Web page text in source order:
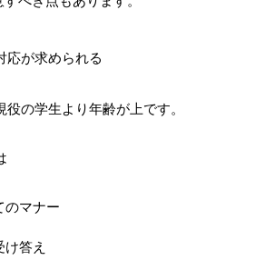
応が求められる
役の学生より年齢が上です。
のマナー
答え